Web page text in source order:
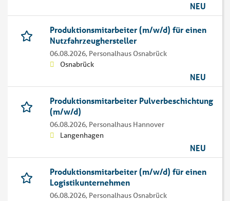
NEU
Produktionsmitarbeiter (m/w/d) für einen
Nutzfahrzeughersteller
06.08.2026, Personalhaus Osnabrück
Osnabrück
NEU
Produktionsmitarbeiter Pulverbeschichtung
(m/w/d)
06.08.2026, Personalhaus Hannover
Langenhagen
NEU
Produktionsmitarbeiter (m/w/d) für einen
Logistikunternehmen
06.08.2026, Personalhaus Osnabrück